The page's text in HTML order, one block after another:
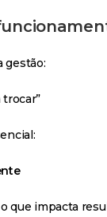
gestão:
que impacta